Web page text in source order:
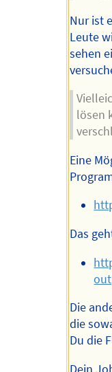
Nur ist
Leute
sehen
lösen
Eine
Das
Die
die
Du die